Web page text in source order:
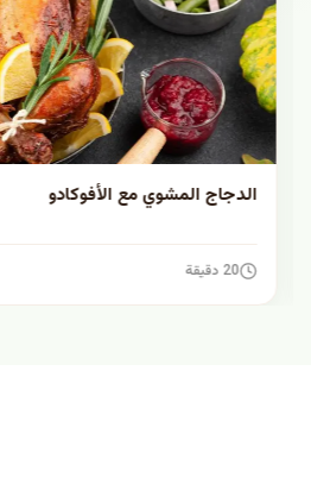
الدجاج المشوي مع الأفوكادو
20 دقيقة